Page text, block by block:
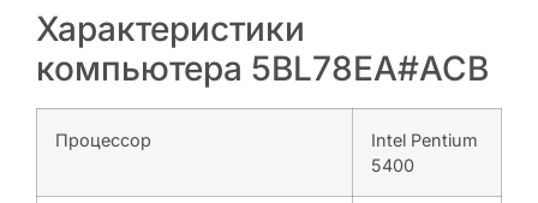
Характеристики
компьютера 5BL78EA#ACB
Процессор
Intel Pentium
5400